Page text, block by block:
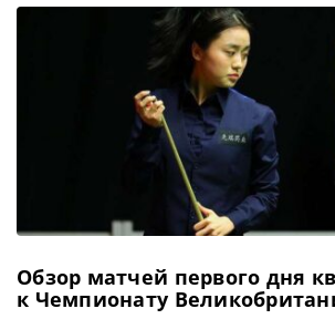
счетом 6-5 у Рианн Эванс, 12-кратной
Чемпионкой среди женщин. И
Обзор матчей первого дня
к Чемпионату